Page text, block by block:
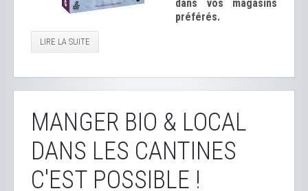
dans vos magasins
préférés.
LIRE LA SUITE
MANGER BIO & LOCAL
DANS LES CANTINES
C'EST POSSIBLE !